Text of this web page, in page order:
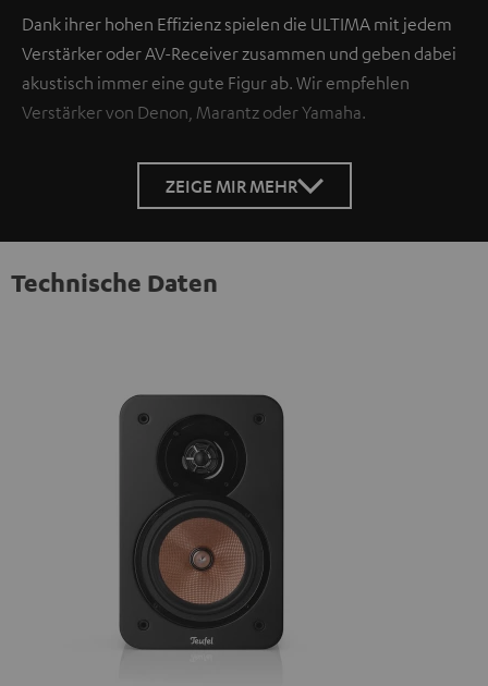
Dank ihrer hohen Effizienz spielen die ULTIMA mit jedem
Verstärker oder AV-Receiver zusammen und geben dabei
akustisch immer eine gute Figur ab. Wir empfehlen
Verstärker von Denon, Marantz oder Yamaha.
ZEIGE MIR MEHR
Technische Daten